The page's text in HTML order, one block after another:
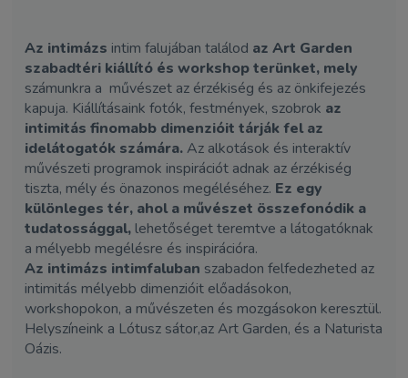
Az intimázs intim falujában találod az Art Garden
szabadtéri kiállító és workshop terünket, mely
számunkra a művészet az érzékiség és az önkifejezés
kapuja. Kiállításaink fotók, festmények, szobrok az
intimitás finomabb dimenzióit tárják fel az
idelátogatók számára.Az alkotások és interaktív
művészeti programok inspirációt adnak az érzékiség
tiszta, mély és önazonos megéléséhez. Ez egy
különleges tér, ahol a művészet összefonódik a
tudatossággal,lehetőséget teremtve a látogatóknak
a mélyebb megélésre és inspirációra.
Az intimázs intimfaluban szabadon felfedezheted az
intimitás mélyebb dimenzióit előadásokon,
workshopokon, a művészeten és mozgásokon keresztül.
Helyszíneink a Lótusz sátor,az Art Garden, és a Naturista
Oázis.